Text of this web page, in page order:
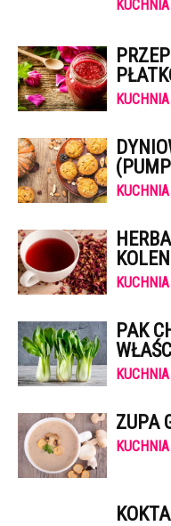
KUCHNIA
KUCHNIA
KUCHNIA
KUCHNIA
PAK
KUCHNIA
ZUPA
KUCHNIA